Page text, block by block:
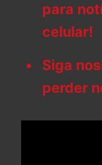
para
celular!
Siga
perder